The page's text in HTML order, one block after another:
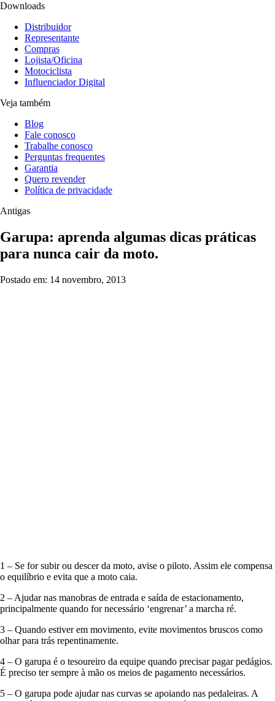
Downloads
Distribuidor
Representante
Compras
Lojista/Oficina
Motociclista
Influenciador Digital
Veja também
Blog
Fale conosco
Trabalhe conosco
Perguntas frequentes
Garantia
Quero revender
Política de privacidade
Antigas
Garupa: aprenda algumas dicas práticas
para nunca cair da moto.
Postado em: 14 novembro, 2013
1 – Se for subir ou descer da moto, avise o piloto. Assim ele compensa
o equilíbrio e evita que a moto caia.
2 – Ajudar nas manobras de entrada e saída de estacionamento,
principalmente quando for necessário ‘engrenar’ a marcha ré.
3 – Quando estiver em movimento, evite movimentos bruscos como
olhar para trás repentinamente.
4 – O garupa é o tesoureiro da equipe quando precisar pagar pedágios.
É preciso ter sempre à mão os meios de pagamento necessários.
5 – O garupa pode ajudar nas curvas se apoiando nas pedaleiras. A